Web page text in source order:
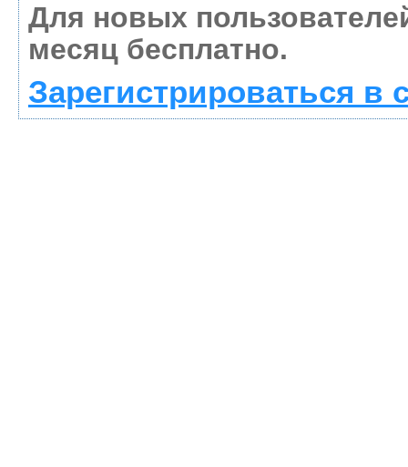
Для новых
месяц бесплатно.
Зарегистрироваться в